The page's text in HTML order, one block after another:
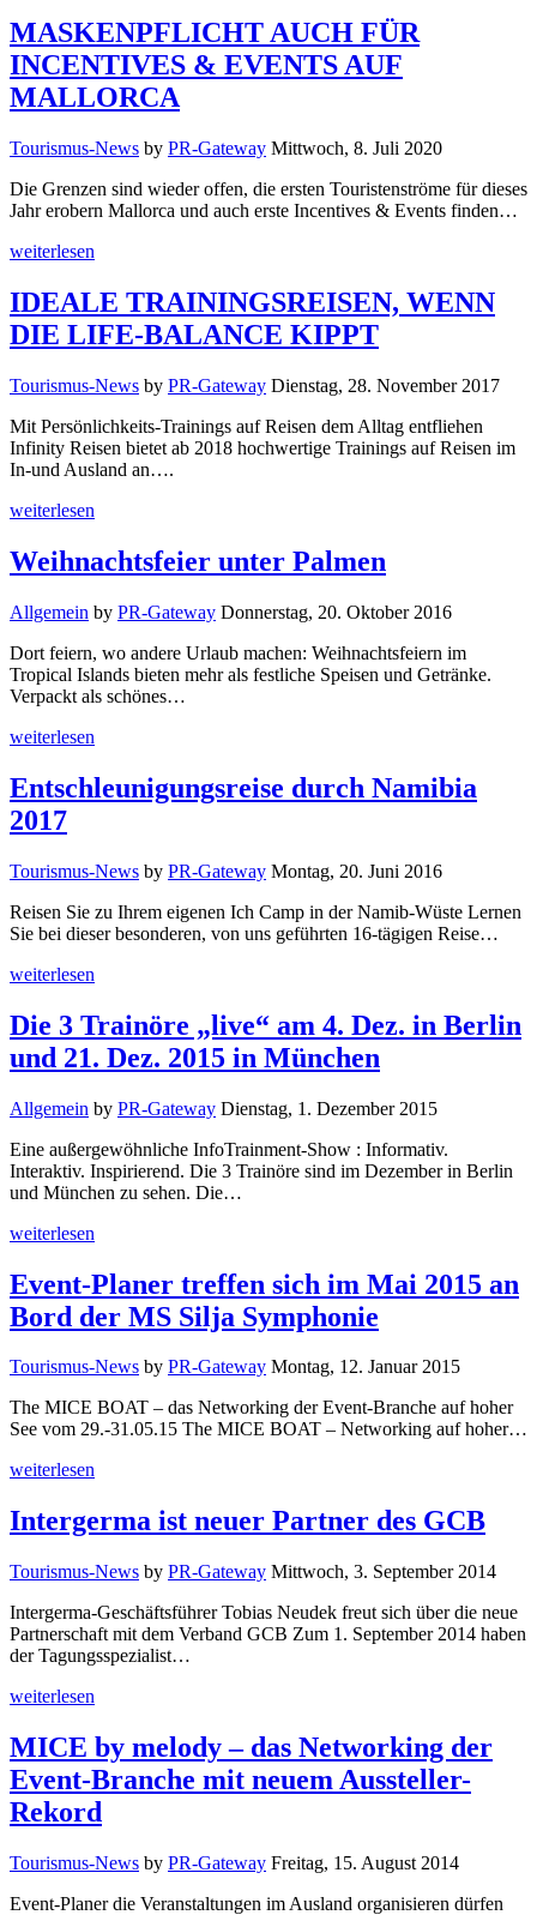
MASKENPFLICHT AUCH FÜR
INCENTIVES & EVENTS AUF
MALLORCA
Tourismus-News by PR-Gateway Mittwoch, 8. Juli 2020
Die Grenzen sind wieder offen, die ersten Touristenströme für dieses
Jahr erobern Mallorca und auch erste Incentives & Events finden…
weiterlesen
IDEALE TRAININGSREISEN, WENN
DIE LIFE-BALANCE KIPPT
Tourismus-News by PR-Gateway Dienstag, 28. November 2017
Mit Persönlichkeits-Trainings auf Reisen dem Alltag entfliehen
Infinity Reisen bietet ab 2018 hochwertige Trainings auf Reisen im
In-und Ausland an….
weiterlesen
Weihnachtsfeier unter Palmen
Allgemein by PR-Gateway Donnerstag, 20. Oktober 2016
Dort feiern, wo andere Urlaub machen: Weihnachtsfeiern im
Tropical Islands bieten mehr als festliche Speisen und Getränke.
Verpackt als schönes…
weiterlesen
Entschleunigungsreise durch Namibia
2017
Tourismus-News by PR-Gateway Montag, 20. Juni 2016
Reisen Sie zu Ihrem eigenen Ich Camp in der Namib-Wüste Lernen
Sie bei dieser besonderen, von uns geführten 16-tägigen Reise…
weiterlesen
Die 3 Trainöre „live“ am 4. Dez. in Berlin
und 21. Dez. 2015 in München
Allgemein by PR-Gateway Dienstag, 1. Dezember 2015
Eine außergewöhnliche InfoTrainment-Show : Informativ.
Interaktiv. Inspirierend. Die 3 Trainöre sind im Dezember in Berlin
und München zu sehen. Die…
weiterlesen
Event-Planer treffen sich im Mai 2015 an
Bord der MS Silja Symphonie
Tourismus-News by PR-Gateway Montag, 12. Januar 2015
The MICE BOAT – das Networking der Event-Branche auf hoher
See vom 29.-31.05.15 The MICE BOAT – Networking auf hoher…
weiterlesen
Intergerma ist neuer Partner des GCB
Tourismus-News by PR-Gateway Mittwoch, 3. September 2014
Intergerma-Geschäftsführer Tobias Neudek freut sich über die neue
Partnerschaft mit dem Verband GCB Zum 1. September 2014 haben
der Tagungsspezialist…
weiterlesen
MICE by melody – das Networking der
Event-Branche mit neuem Aussteller-
Rekord
Tourismus-News by PR-Gateway Freitag, 15. August 2014
Event-Planer die Veranstaltungen im Ausland organisieren dürfen